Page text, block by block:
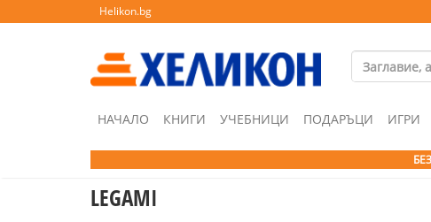
Helikon.bg
НАЧАЛО КНИГИ УЧЕБНИЦИ ПОДАРЪЦИ ИГРИ
LEGAMI